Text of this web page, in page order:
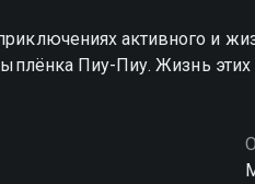
активного и
Пиу-Пиу. Жизнь